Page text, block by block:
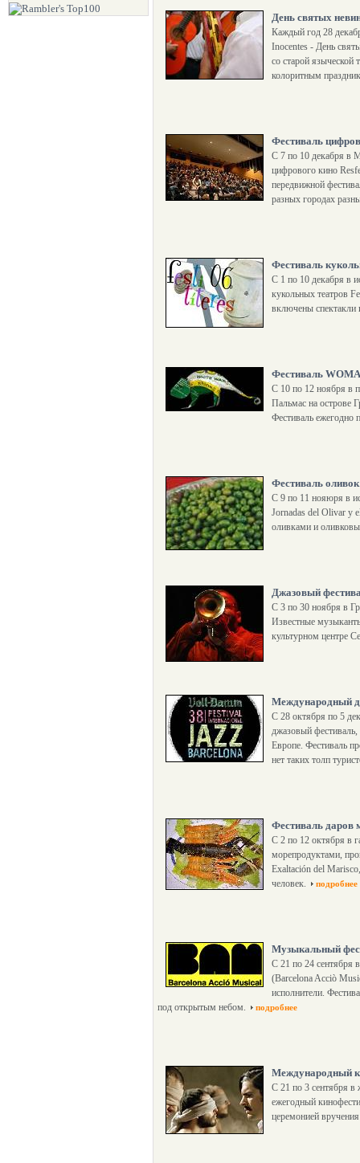
День святых
Каждый год 28
Inocentes - День
со старой языческой
колоритным
Фестиваль
С 7 по 10 декабря в
цифрового кино
передвижной
разных городах
Фестиваль
С 1 по 10 декабря в
кукольных театров
включены спектакли
Фестиваль
С 10 по 12 ноября в
Пальмас на острове
Фестиваль ежегодно
Фестиваль
С 9 по 11 нояюря в
Jornadas del Olivar y
оливками и
Джазовый
С 3 по 30 ноября в
Известные
культурном центре
Международный
С 28 октября по 5
джазовый
Европе. Фестиваль
нет таких толп
Фестиваль даров
С 2 по 12 октября в
морепродуктами,
Exaltación del
человек.
подробнее
Музыкальный
С 21 по 24 сентября
(Barcelona Acciò
исполнители.
под открытым небом.
подробнее
Международный
С 21 по 3 сентября в
ежегодный
церемонией